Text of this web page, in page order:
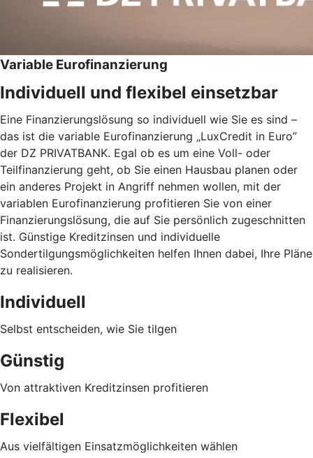
Variable Eurofinanzierung
Individuell und flexibel einsetzbar
Eine Finanzierungslösung so individuell wie Sie es sind –
das ist die variable Eurofinanzierung „LuxCredit in Euro”
der DZ PRIVATBANK. Egal ob es um eine Voll- oder
Teilfinanzierung geht, ob Sie einen Hausbau planen oder
ein anderes Projekt in Angriff nehmen wollen, mit der
variablen Eurofinanzierung profitieren Sie von einer
Finanzierungslösung, die auf Sie persönlich zugeschnitten
ist. Günstige Kreditzinsen und individuelle
Sondertilgungsmöglichkeiten helfen Ihnen dabei, Ihre Pläne
zu realisieren.
Individuell
Selbst entscheiden, wie Sie tilgen
Günstig
Von attraktiven Kreditzinsen profitieren
Flexibel
Aus vielfältigen Einsatzmöglichkeiten wählen